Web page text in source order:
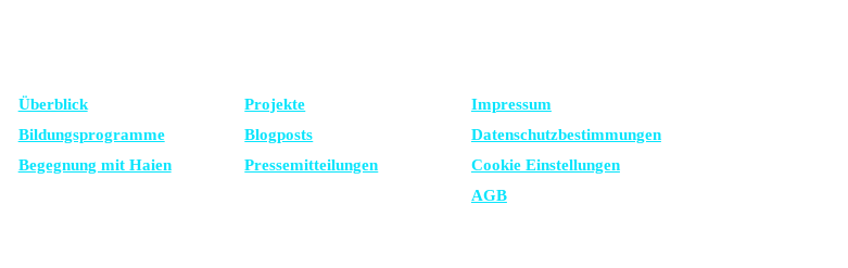
Überblick
Bildungsprogramme
Begegnung mit Haien
Projekte
Blogposts
Presse­mitteilungen
Impressum
Datenschutz­bestimmungen
Cookie Einstellungen
AGB